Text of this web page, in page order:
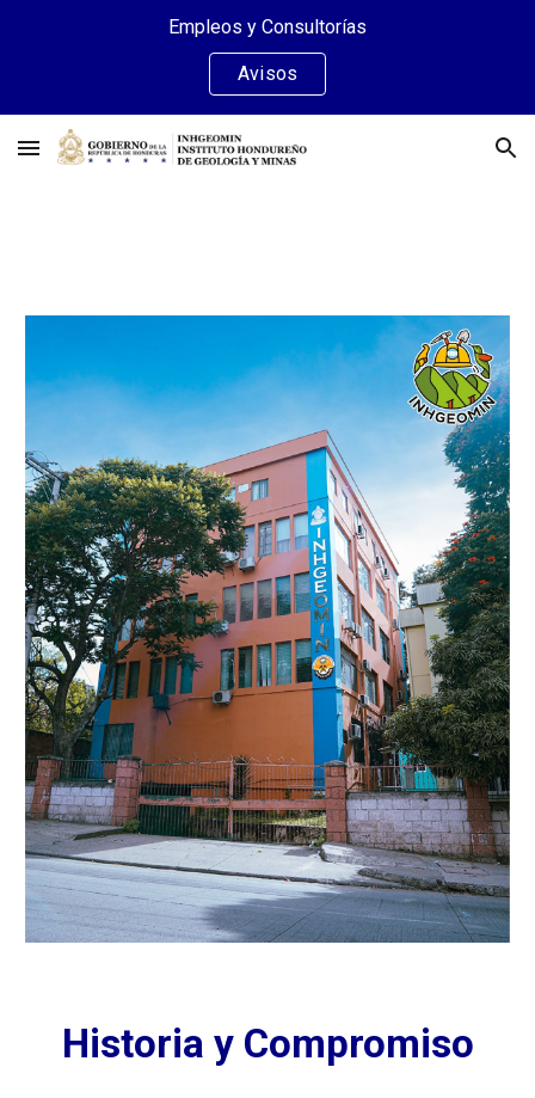
Empleos y Consultorías
Avisos
Historia y Compromiso